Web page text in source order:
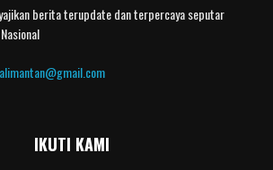
berita terupdate dan terpercaya seputar
IKUTI KAMI